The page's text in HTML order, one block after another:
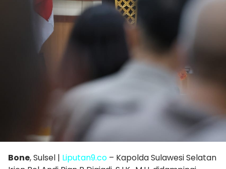
Bone, Sulsel | Liputan9.co – Kapolda Sulawesi Selatan